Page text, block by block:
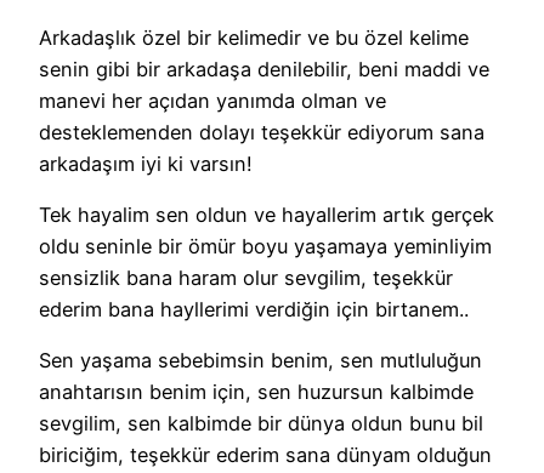
Arkadaşlık özel bir kelimedir ve bu özel kelime
senin gibi bir arkadaşa denilebilir, beni maddi ve
manevi her açıdan yanımda olman ve
desteklemenden dolayı teşekkür ediyorum sana
arkadaşım iyi ki varsın!
Tek hayalim sen oldun ve hayallerim artık gerçek
oldu seninle bir ömür boyu yaşamaya yeminliyim
sensizlik bana haram olur sevgilim, teşekkür
ederim bana hayllerimi verdiğin için birtanem..
Sen yaşama sebebimsin benim, sen mutluluğun
anahtarısın benim için, sen huzursun kalbimde
sevgilim, sen kalbimde bir dünya oldun bunu bil
biriciğim, teşekkür ederim sana dünyam olduğun